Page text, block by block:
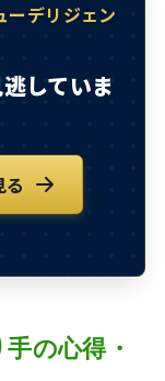
ーデリジェン
していま
の心得・